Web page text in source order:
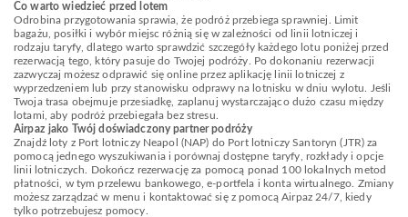
Co warto wiedzieć przed lotem
Odrobina przygotowania sprawia, że podróż przebiega sprawniej. Limit
bagażu, posiłki i wybór miejsc różnią się w zależności od linii lotniczej i
rodzaju taryfy, dlatego warto sprawdzić szczegóły każdego lotu poniżej przed
rezerwacją tego, który pasuje do Twojej podróży. Po dokonaniu rezerwacji
zazwyczaj możesz odprawić się online przez aplikację linii lotniczej z
wyprzedzeniem lub przy stanowisku odprawy na lotnisku w dniu wylotu. Jeśli
Twoja trasa obejmuje przesiadkę, zaplanuj wystarczająco dużo czasu między
lotami, aby podróż przebiegała bez stresu.
Airpaz jako Twój doświadczony partner podróży
Znajdź loty z Port lotniczy Neapol (NAP) do Port lotniczy Santoryn (JTR) za
pomocą jednego wyszukiwania i porównaj dostępne taryfy, rozkłady i opcje
linii lotniczych. Dokończ rezerwację za pomocą ponad 100 lokalnych metod
płatności, w tym przelewu bankowego, e-portfela i konta wirtualnego. Zmiany
możesz zarządzać w menu i kontaktować się z pomocą Airpaz 24/7, kiedy
tylko potrzebujesz pomocy.